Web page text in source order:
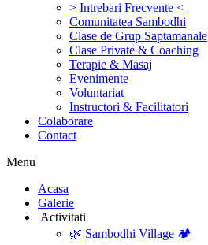
> Intrebari Frecvente <
Comunitatea Sambodhi
Clase de Grup Saptamanale
Clase Private & Coaching
Terapie & Masaj
‎Evenimente
Voluntariat
‏‏‎Instructori & Facilitatori
Colaborare
Contact
Menu
‎Acasa
Galerie
‎ ‎Activitati‎
🌿 Sambodhi Village 🏕️